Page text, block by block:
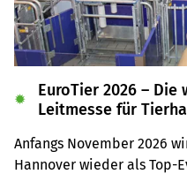
EuroTier 2026 – Die
Leitmesse für
Anfangs November 2026
Hannover wieder als Top-
✹